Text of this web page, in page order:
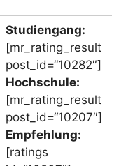
Studiengang:
[mr_rating_result
post_id=“10282″]
Hochschule:
[mr_rating_result
post_id=“10207″]
Empfehlung:
[ratings